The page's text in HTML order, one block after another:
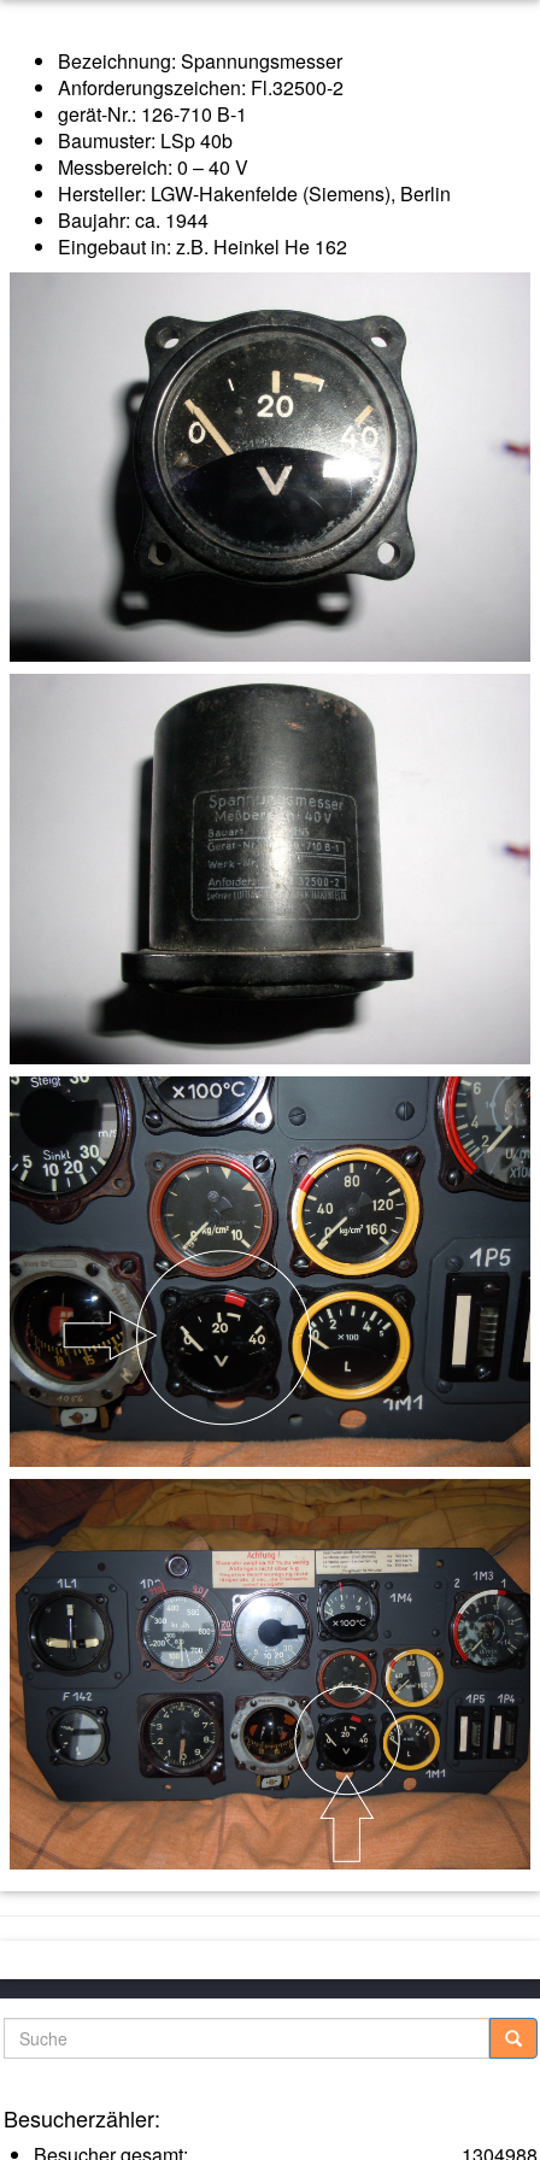
Bezeichnung: Spannungsmesser
Anforderungszeichen: Fl.32500-2
gerät-Nr.: 126-710 B-1
Baumuster: LSp 40b
Messbereich: 0 – 40 V
Hersteller: LGW-Hakenfelde (Siemens), Berlin
Baujahr: ca. 1944
Eingebaut in: z.B. Heinkel He 162
Suche
Besucherzähler:
1304988
Besucher gesamt: